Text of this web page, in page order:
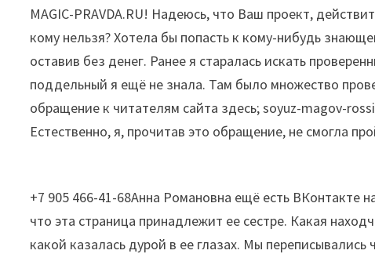
MAGIC-PRAVDA.RU! Надеюсь, что Ваш проект,
кому нельзя? Хотела бы попасть к кому-нибудь
оставив без денег. Ранее я старалась искать
поддельный я ещё не знала. Там было множество
обращение к читателям сайта здесь; soyuz-magov-
Естественно, я, прочитав это обращение, не смогла
+7 905 466-41-68Анна Романовна ещё есть ВКонтакте
что эта страница принадлежит ее сестре. Какая
какой казалась дурой в ее глазах. Мы переписывались